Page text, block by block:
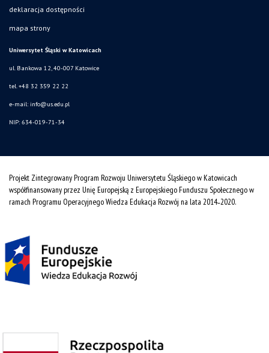
deklaracja dostępności
mapa strony
Uniwersytet Śląski w Katowicach
ul. Bankowa 12, 40-007 Katowice
tel. +48 32 359 22 22
e-mail: info@us.edu.pl
NIP: 634-019-71-34
Projekt Zintegrowany Program Rozwoju Uniwersytetu Śląskiego w Katowicach
współfinansowany przez Unię Europejską z Europejskiego Funduszu Społecznego w
ramach Programu Operacyjnego Wiedza Edukacja Rozwój na lata 2014˗2020.